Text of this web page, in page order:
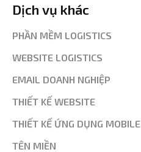
Dịch vụ khác
PHẦN MỀM LOGISTICS
WEBSITE LOGISTICS
EMAIL DOANH NGHIỆP
THIẾT KẾ WEBSITE
THIẾT KẾ ỨNG DỤNG MOBILE
TÊN MIỀN